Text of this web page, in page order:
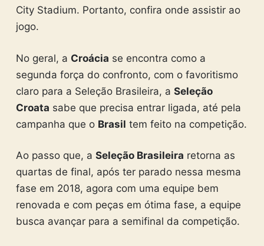
City Stadium. Portanto, confira onde assistir ao
jogo.
No geral, a Croácia se encontra como a
segunda força do confronto, com o favoritismo
claro para a Seleção Brasileira, a Seleção
Croata sabe que precisa entrar ligada, até pela
campanha que o Brasil tem feito na competição.
Ao passo que, a Seleção Brasileira retorna as
quartas de final, após ter parado nessa mesma
fase em 2018, agora com uma equipe bem
renovada e com peças em ótima fase, a equipe
busca avançar para a semifinal da competição.